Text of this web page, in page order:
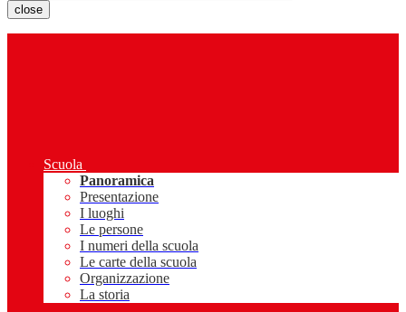
close
Scuola
Panoramica
Presentazione
I luoghi
Le persone
I numeri della scuola
Le carte della scuola
Organizzazione
La storia